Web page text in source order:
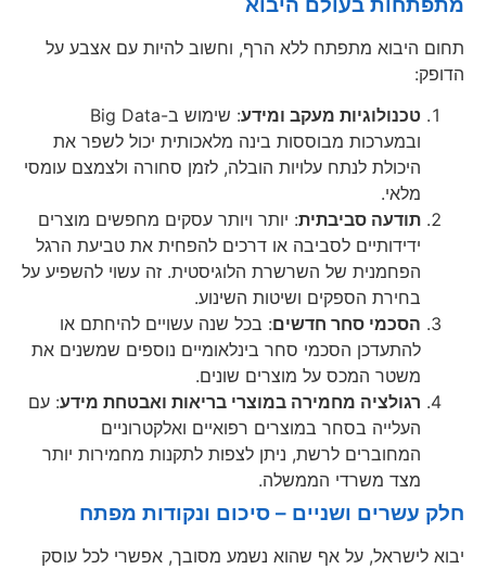
תחום היבוא מתפתח ללא הרף, וחשוב להיות עם אצבע על
הדופק:
טכנולוגיות מעקב ומידע
: שימוש ב-Big Data
ובמערכות מבוססות בינה מלאכותית יכול לשפר את
היכולת לנתח עלויות הובלה, לזמן סחורה ולצמצם עומסי
מלאי.
תודעה סביבתית: יותר ויותר עסקים מחפשים מוצרים
ידידותיים לסביבה או דרכים להפחית את טביעת הרגל
הפחמנית של השרשרת הלוגיסטית. זה עשוי להשפיע על
בחירת הספקים ושיטות השינוע.
הסכמי סחר חדשים: בכל שנה עשויים להיחתם או
להתעדכן הסכמי סחר בינלאומיים נוספים שמשנים את
משטר המכס על מוצרים שונים.
רגולציה מחמירה במוצרי בריאות ואבטחת מידע: עם
העלייה בסחר במוצרים רפואיים ואלקטרוניים
המחוברים לרשת, ניתן לצפות לתקנות מחמירות יותר
מצד משרדי הממשלה.
חלק עשרים ושניים – סיכום ונקודות מפתח
יבוא לישראל, על אף שהוא נשמע מסובך, אפשרי לכל עוסק